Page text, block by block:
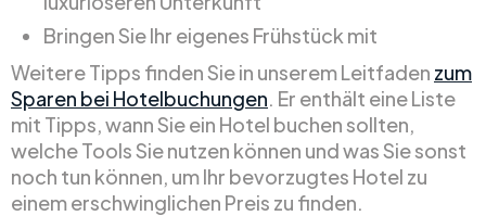
Bringen Sie Ihr eigenes Frühstück mit
Weitere Tipps finden Sie in unserem Leitfaden zum
Sparen bei Hotelbuchungen. Er enthält eine Liste
mit Tipps, wann Sie ein Hotel buchen sollten,
welche Tools Sie nutzen können und was Sie sonst
noch tun können, um Ihr bevorzugtes Hotel zu
einem erschwinglichen Preis zu finden.